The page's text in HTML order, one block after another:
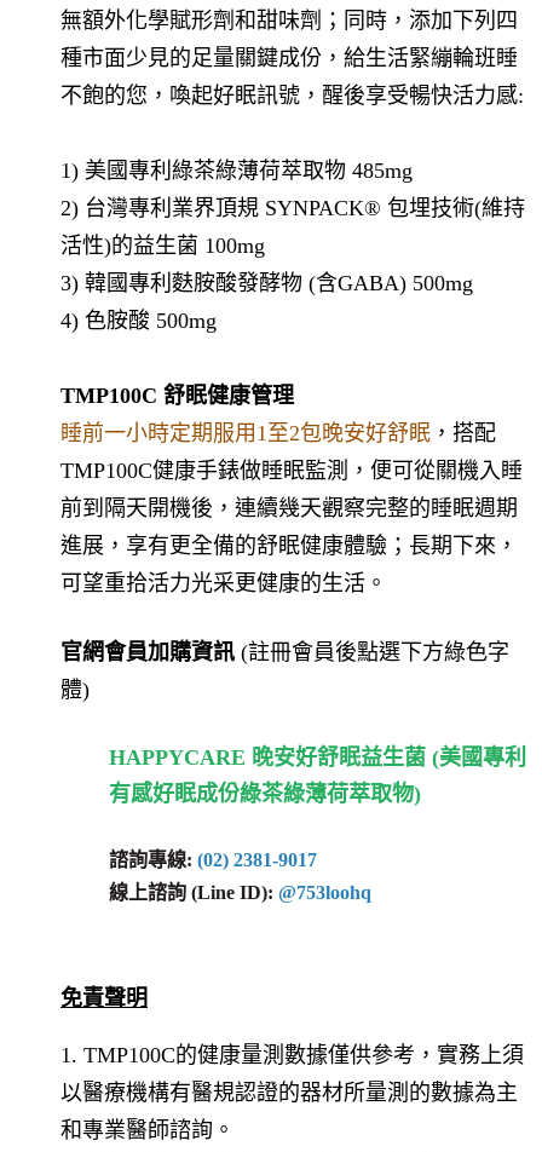
無額外化學賦形劑和甜味劑；同時，添加下列四
種市面少見的足量關鍵成份，給生活緊繃輪班睡
不飽的您，喚起好眠訊號，醒後享受暢快活力感:
1) 美國專利綠茶綠薄荷萃取物 485mg
2) 台灣專利業界頂規 SYNPACK® 包埋技術(維持
活性)的益生菌 100mg
3) 韓國專利麩胺酸發酵物 (含GABA) 500mg
4) 色胺酸 500mg
TMP100C 舒眠健康管理
睡前一小時定期服用1至2包晚安好舒眠 ，搭配
TMP100C健康手錶做睡眠監測，便可從關機入睡
前到隔天開機後，連續幾天觀察完整的睡眠週期
進展，享有更全備的舒眠健康體驗；長期下來，
可望重拾活力光采更健康的生活。
官網會員加購資訊 (註冊會員後點選下方綠色字
體)
HAPPYCARE 晚安好舒眠益生菌 (美國專利
有感好眠成份綠茶綠薄荷萃取物)
諮詢專線: (02) 2381-9017
線上諮詢 (Line ID): @753loohq
免責聲明
1. TMP100C的健康量測數據僅供參考，實務上須
以醫療機構有醫規認證的器材所量測的數據為主
和專業醫師諮詢。